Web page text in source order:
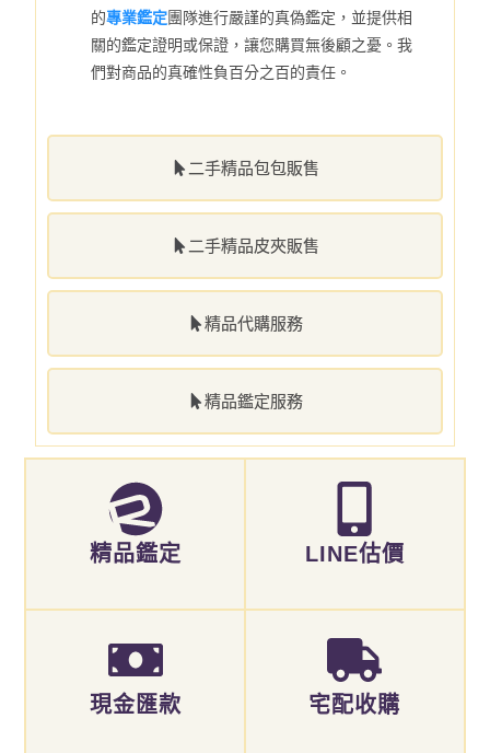
二手精品包包販售
二手精品皮夾販售
精品代購服務
精品鑑定服務
的專業鑑定團隊進行嚴謹的真偽鑑定，並提供相
關的鑑定證明或保證，讓您購買無後顧之憂。我
們對商品的真確性負百分之百的責任。
精品鑑定 LINE估價
現金匯款 宅配收購